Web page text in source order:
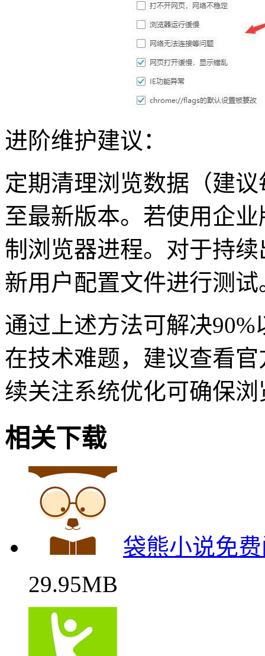
进阶维护建议：
定期清理浏览数据（建
至最新版本。若使用企
制浏览器进程。对于持
新用户配置文件进行测试
通过上述方法可解决
在技术难题，建议查看
续关注系统优化可确保
相关下载
袋熊小说免
29.95MB